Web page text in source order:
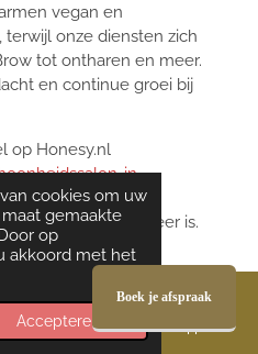
cookies om uw
gemaakte
op
akkoord met het
Accepteren
vegan en
onze diensten zich
tot ontharen en meer.
en continue groei bij
op Honesy.nl
in-
ontdek waarom
in Aalsmeer is.
WhatsApp
Boek je afspraak